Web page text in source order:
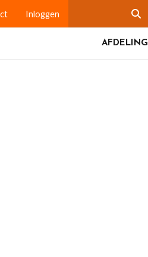
Inloggen